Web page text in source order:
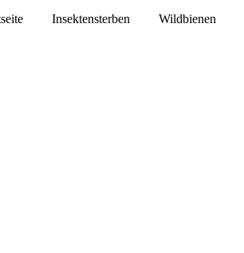
Insektensterben Wildbienen